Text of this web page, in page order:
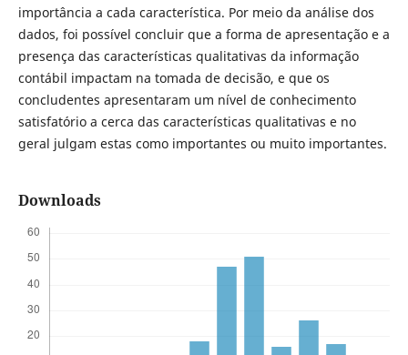
importância a cada característica. Por meio da análise dos
dados, foi possível concluir que a forma de apresentação e a
presença das características qualitativas da informação
contábil impactam na tomada de decisão, e que os
concludentes apresentaram um nível de conhecimento
satisfatório a cerca das características qualitativas e no
geral julgam estas como importantes ou muito importantes.
Downloads